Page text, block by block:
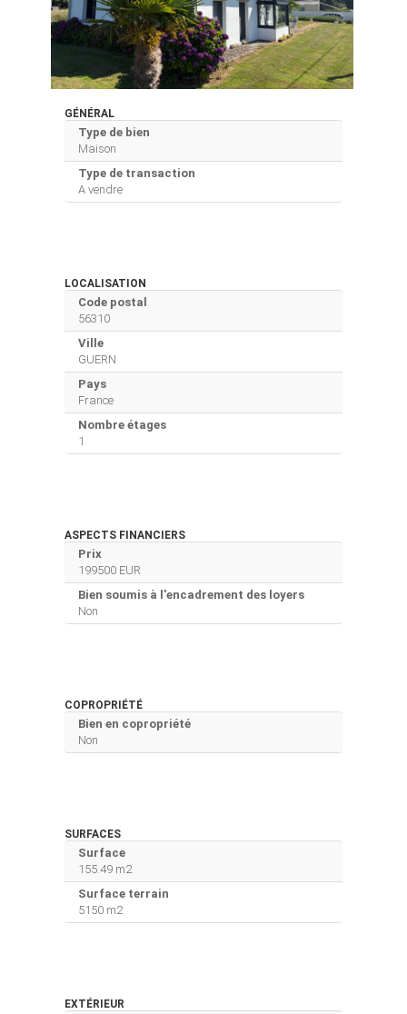
GÉNÉRAL
Type de bien
Maison
Type de transaction
A vendre
LOCALISATION
Code postal
56310
Ville
GUERN
Pays
France
Nombre étages
1
ASPECTS FINANCIERS
Prix
199500 EUR
Bien soumis à l'encadrement des loyers
Non
COPROPRIÉTÉ
Bien en copropriété
Non
SURFACES
Surface
155.49 m2
Surface terrain
5150 m2
EXTÉRIEUR